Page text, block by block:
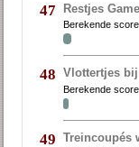
47 Restjes
Berekende
48 Vlottertjes
Berekende
49 Treincoupés